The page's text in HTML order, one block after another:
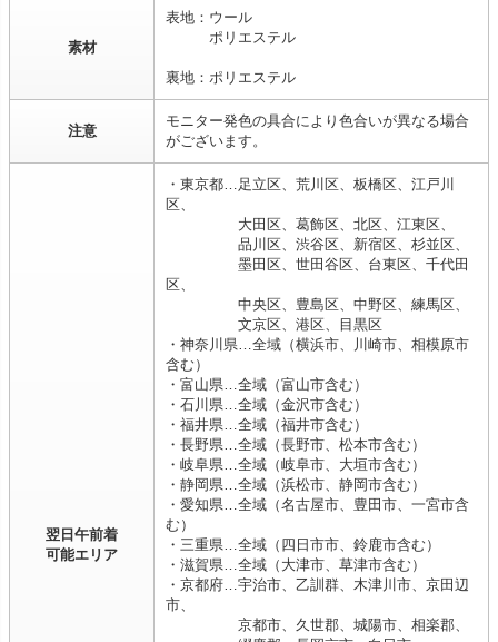
素材
表地：ウール
ポリエステル
裏地：ポリエステル
注意
モニター発色の具合により色合いが異なる場合
がございます。
翌日午前着
可能エリア
・東京都…足立区、荒川区、板橋区、江戸川
区、
大田区、葛飾区、北区、江東区、
品川区、渋谷区、新宿区、杉並区、
墨田区、世田谷区、台東区、千代田
区、
中央区、豊島区、中野区、練馬区、
文京区、港区、目黒区
・神奈川県…全域（横浜市、川崎市、相模原市
含む）
・富山県…全域（富山市含む）
・石川県…全域（金沢市含む）
・福井県…全域（福井市含む）
・長野県…全域（長野市、松本市含む）
・岐阜県…全域（岐阜市、大垣市含む）
・静岡県…全域（浜松市、静岡市含む）
・愛知県…全域（名古屋市、豊田市、一宮市含
む）
・三重県…全域（四日市市、鈴鹿市含む）
・滋賀県…全域（大津市、草津市含む）
・京都府…宇治市、乙訓群、木津川市、京田辺
市、
京都市、久世郡、城陽市、相楽郡、